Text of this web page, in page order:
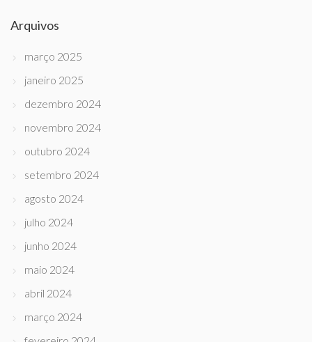
Arquivos
março 2025
janeiro 2025
dezembro 2024
novembro 2024
outubro 2024
setembro 2024
agosto 2024
julho 2024
junho 2024
maio 2024
abril 2024
março 2024